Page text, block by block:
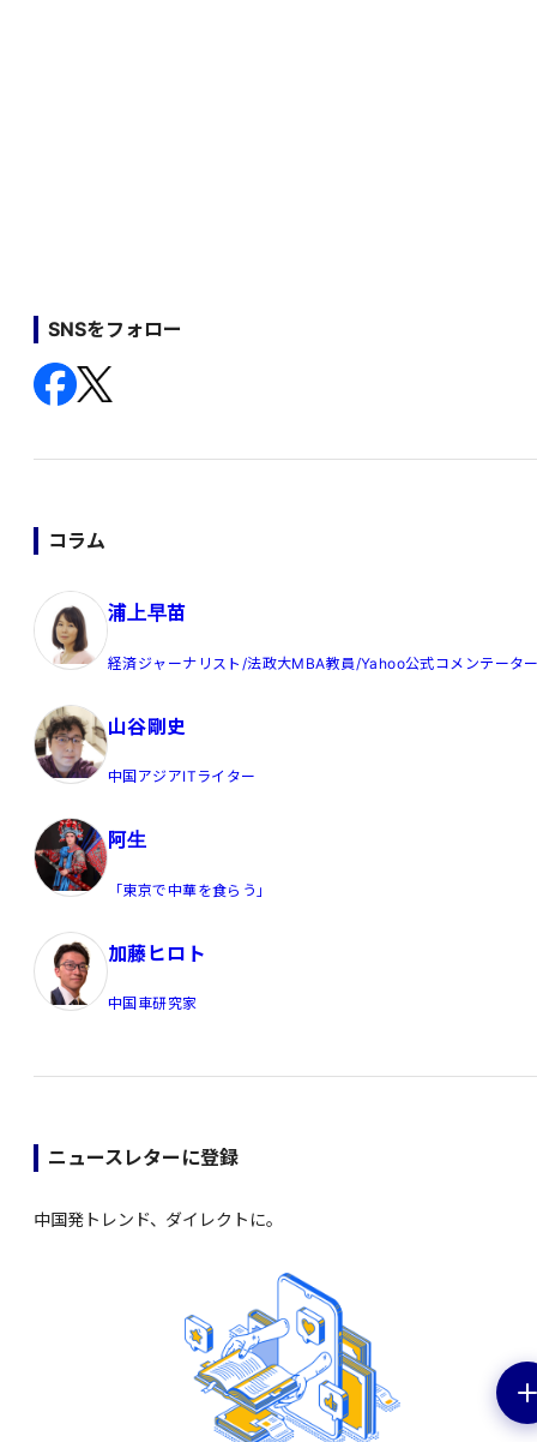
SNSをフォロー
コラム
浦上早苗
経済ジャーナリスト/法政大MBA教員/Yahoo公式コメンテータ
山谷剛史
中国アジアITライター
阿生
「東京で中華を食らう」
加藤ヒロト
中国車研究家
ニュースレターに登録
中国発トレンド、ダイレクトに。